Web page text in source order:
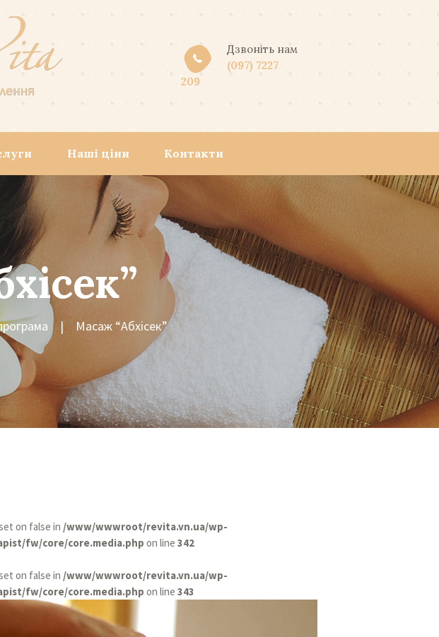
Дзвоніть нам
(097) 7227
209
Наші ціни Контакти
Масаж “Абхісек”
on false in /www/wwwroot/revita.vn.ua/wp-
fw/core/core.media.php on line 342
on false in /www/wwwroot/revita.vn.ua/wp-
fw/core/core.media.php on line 343